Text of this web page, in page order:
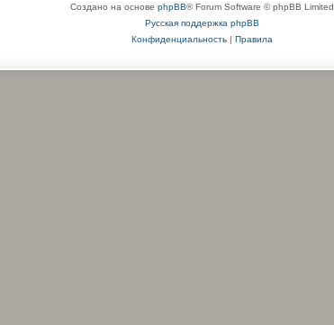
Создано на основе phpBB® Forum Software © phpBB Limited
Русская поддержка phpBB
Конфиденциальность| Правила